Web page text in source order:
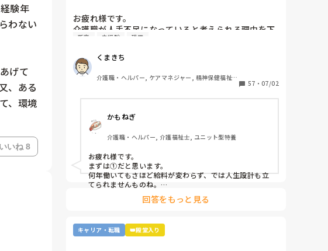
験年
わない
げて
、ある
、環境
いいね 8
ました。
するのに皆早く来て15分前から仕事をしています。
前残業ということになりますが、その分の残業代とか
その分早く帰れるとかは全く無いです。
入職時に前残業があるとかは聞かされませんでした。
前に｢〇時まで待ったけど、来なかったから先に準備し
ていた。電源を入れたり色々準備があるから仕事前に
メだよ、先に他の人が準備してくれてたら追いかけて
お礼しなくちゃ｣と言われました
正直｢は？｣と思ってしまいました。仕事開始前なのだ
から仕事開始してから準備したら良いのでは？お礼っ
ているし、電車の時間的に今以上早く出勤することは
出来ないと伝えているのに何でそんな事を言われない
お疲れ様です。
介護職が人手不足になっていると考えられる理由を下
から選んで下さい
②利用者に叩かれるなど危険があるから。
③他業種に転職できるスキルがつかなさそうだから。
④職場の立地が悪いところが多いから。
⑤報酬が国次第だから。
⑦時間外労働が多いから。
⑧介護の業界人が綺麗事しか言わないから。
⑨人がいないのに新卒を優遇するから。
⑩未経験可の求人しかないから。
11マネジメント層がまともでないから。
12その他
新卒 未経験 残業
くまきち
介護職・ヘルパー, ケアマネジャー, 精神保健福祉
57 ・ 07/02
かもねぎ
介護職・ヘルパー, 介護福祉士, ユニット型特養
お疲れ様です。
まずは①だと思います。
何年働いてもさほど給料が変わらず、では人生設計も立
てられませんものね。
特に若い方の選択肢からは、まず外れてしまう…
回答をもっと見る
キャリア・転職 👑殿堂入り